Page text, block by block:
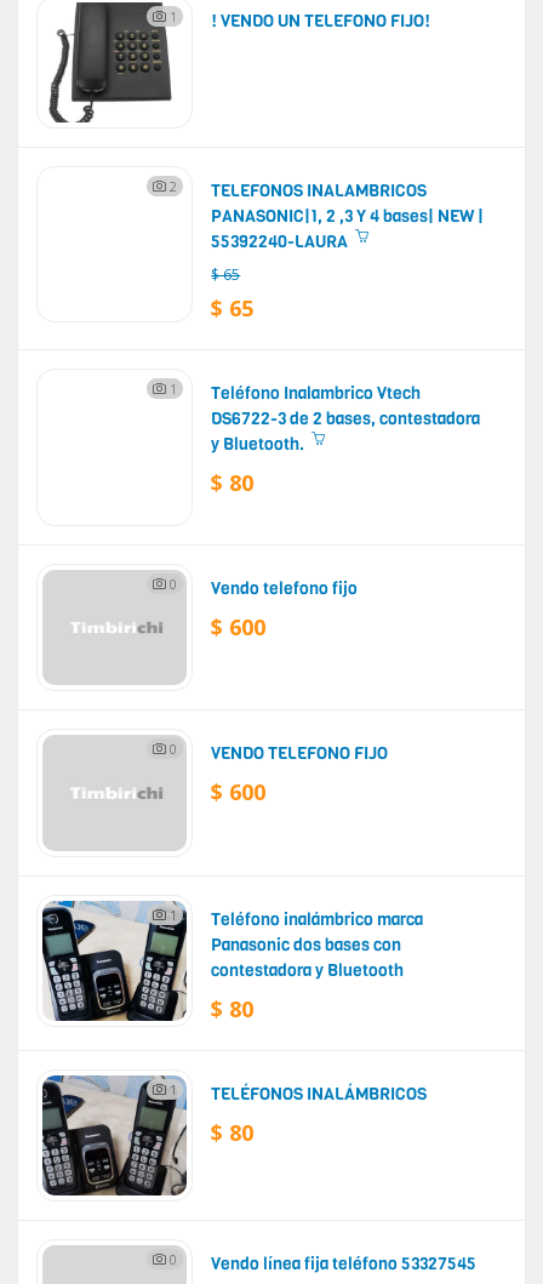
1 ! VENDO UN TELEFONO FIJO!
2
TELEFONOS INALAMBRICOS
PANASONIC|1, 2 ,3 Y 4 bases| NEW |
55392240-LAURA
$ 65
$ 65
1
Teléfono Inalambrico Vtech
DS6722-3 de 2 bases, contestadora
y Bluetooth.
$ 80
0 Vendo telefono fijo
$ 600
0 VENDO TELEFONO FIJO
$ 600
1
Teléfono inalámbrico marca
Panasonic dos bases con
contestadora y Bluetooth
$ 80
1 TELÉFONOS INALÁMBRICOS
$ 80
0 Vendo línea fija teléfono 53327545